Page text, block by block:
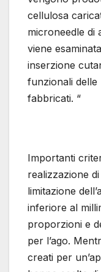
cellulosa
microneedle di
viene
inserzione
funzionali delle
fabbricati. “
Importanti
realizzazione
limitazione
inferiore al
proporzioni e
per l’ago.
creati per